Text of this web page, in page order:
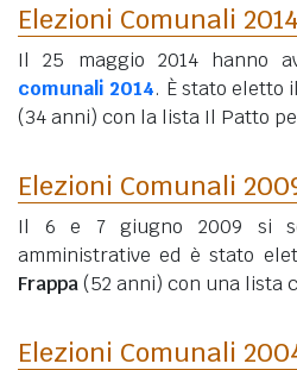
Elezioni Comunali 2014
Il 25 maggio 2014 hanno
comunali 2014. È stato eletto
(34 anni) con la lista Il Patto
Elezioni Comunali
Il 6 e 7 giugno 2009 si
amministrative ed è stato
Frappa(52 anni) con una lista
Elezioni Comunali